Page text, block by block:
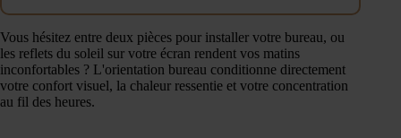
Vous hésitez entre deux pièces pour installer votre bureau, ou
les reflets du soleil sur votre écran rendent vos matins
inconfortables ? L'orientation bureau conditionne directement
votre confort visuel, la chaleur ressentie et votre concentration
au fil des heures.